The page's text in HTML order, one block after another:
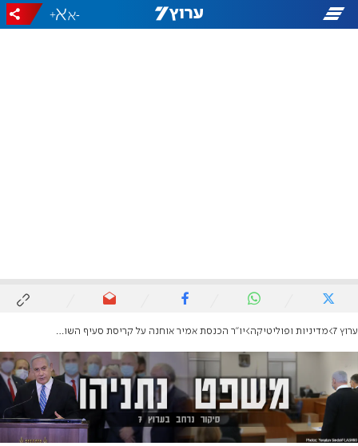
-
+
ערוץ 7 מדיניות ופוליטיקה יו"ר הכנסת אמיר אוחנה על קריסת סעיף השוחד במשפט נתניהו: הנה האמת במערומיה